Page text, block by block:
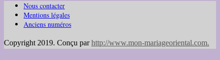
Nous contacter
Mentions légales
Anciens numéros
Copyright 2019. Conçu parhttp://www.mon-mariageoriental.com.